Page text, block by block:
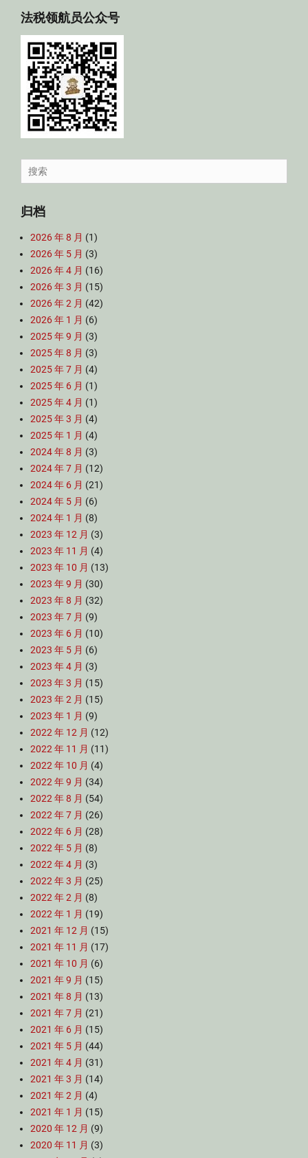
法税领航员公众号
Search
for:
归档
2026 年 8 月 (1)
2026 年 5 月 (3)
2026 年 4 月 (16)
2026 年 3 月 (15)
2026 年 2 月 (42)
2026 年 1 月 (6)
2025 年 9 月 (3)
2025 年 8 月 (3)
2025 年 7 月 (4)
2025 年 6 月 (1)
2025 年 4 月 (1)
2025 年 3 月 (4)
2025 年 1 月 (4)
2024 年 8 月 (3)
2024 年 7 月 (12)
2024 年 6 月 (21)
2024 年 5 月 (6)
2024 年 1 月 (8)
2023 年 12 月 (3)
2023 年 11 月 (4)
2023 年 10 月 (13)
2023 年 9 月 (30)
2023 年 8 月 (32)
2023 年 7 月 (9)
2023 年 6 月 (10)
2023 年 5 月 (6)
2023 年 4 月 (3)
2023 年 3 月 (15)
2023 年 2 月 (15)
2023 年 1 月 (9)
2022 年 12 月 (12)
2022 年 11 月 (11)
2022 年 10 月 (4)
2022 年 9 月 (34)
2022 年 8 月 (54)
2022 年 7 月 (26)
2022 年 6 月 (28)
2022 年 5 月 (8)
2022 年 4 月 (3)
2022 年 3 月 (25)
2022 年 2 月 (8)
2022 年 1 月 (19)
2021 年 12 月 (15)
2021 年 11 月 (17)
2021 年 10 月 (6)
2021 年 9 月 (15)
2021 年 8 月 (13)
2021 年 7 月 (21)
2021 年 6 月 (15)
2021 年 5 月 (44)
2021 年 4 月 (31)
2021 年 3 月 (14)
2021 年 2 月 (4)
2021 年 1 月 (15)
2020 年 12 月 (9)
2020 年 11 月 (3)